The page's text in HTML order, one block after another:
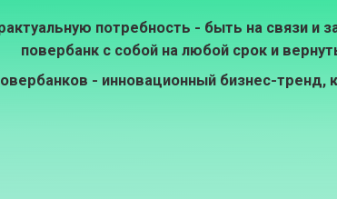
потребность - быть на связи и
повербанк с собой на любой срок и
- инновационный бизнес-тренд,